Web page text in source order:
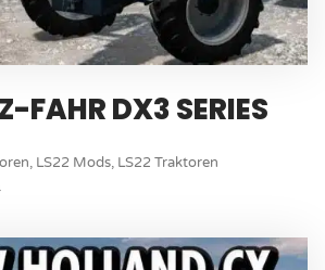
FAHR DX3 SERIES
, LS22 Mods, LS22 Traktoren